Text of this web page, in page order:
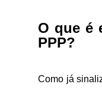
O que é
PPP?
Como já